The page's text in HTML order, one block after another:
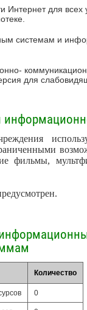
Интернет для
системам и
для
фильмы,
Количество
0